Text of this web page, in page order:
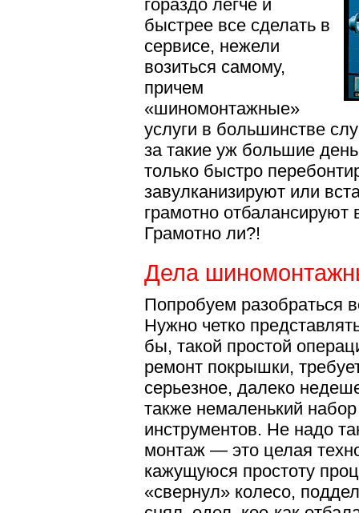
гораздо легче и
быстрее все сделать в
сервисе, нежели
возиться самому,
причем
«шиномонтажные»
услуги в большинстве
за такие уж большие
только быстро
завулканизируют или
грамотно отбалансируют
Грамотно ли?!
Дела
Попробуем разобраться
Нужно четко
бы, такой простой
ремонт покрышки,
серьезное, далеко
также немаленький
инструментов. Не надо
монтаж — это целая
кажущуюся простоту
«свернул» колесо,